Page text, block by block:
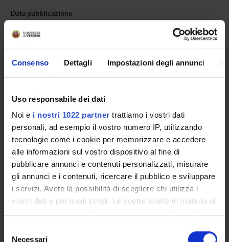
Consenso Dettagli Impostazioni degli annunci
Uso responsabile dei dati
Noi e i nostri 1022 partner trattiamo i vostri dati
personali, ad esempio il vostro numero IP, utilizzando
tecnologie come i cookie per memorizzare e accedere
alle informazioni sul vostro dispositivo al fine di
pubblicare annunci e contenuti personalizzati, misurare
gli annunci e i contenuti, ricercare il pubblico e sviluppare
i servizi. Avete la possibilità di scegliere chi utilizza i
vostri dati e per quali scopi. Le vostre scelte in materia di
modificare o revocare il proprio consenso in qualsiasi
Necessari
Data pubblicazione
11 luglio 2018
CORSI DI STUDIO
DOTTORATI, MASTER E FORMAZIONE SUPERIORE
Contatti
Persone
Luoghi
Calendario